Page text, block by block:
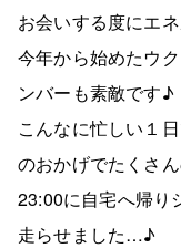
お会いする度にエ
今年から始めたウ
ンバーも素敵です♪
こんなに忙しい１
のおかげでたくさ
23:00に自宅へ帰り
走らせました…♪